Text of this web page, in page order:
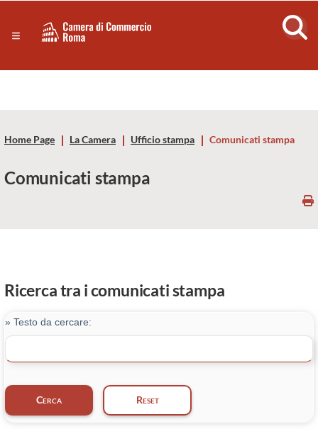
Servizi
Risorse Principali
Camera
Commercio
di
Roma
Roma
Home Page La Camera Ufficio stampa Comunicati stampa
Comunicati stampa
Ricerca tra i comunicati stampa
» Testo da cercare: